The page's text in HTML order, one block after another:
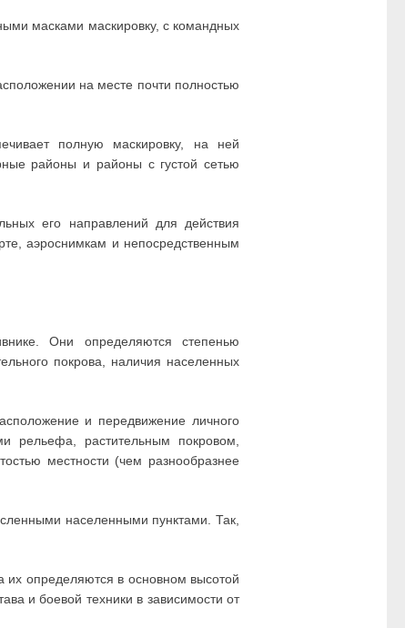
масками маскировку, с командных
на месте почти полностью
полную маскировку, на ней
районы и районы с густой сетью
его направлений для действия
аэроснимкам и непосредственным
Они определяются степенью
покрова, наличия населенных
и передвижение личного
рельефа, растительным покровом,
местности (чем разнообразнее
населенными пунктами. Так,
определяются в основном высотой
и боевой техники в зависимости от